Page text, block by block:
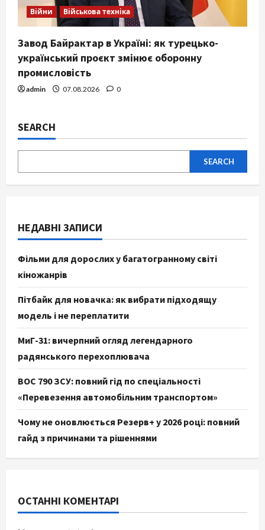
Війни Військова техніка
Завод Байрактар в Україні: як турецько-
український проєкт змінює оборонну
промисловість
admin 07.08.2026 0
SEARCH
SEARCH
НЕДАВНІ ЗАПИСИ
Фільми для дорослих у багатогранному світі
кіножанрів
Пітбайк для новачка: як вибрати підходящу
модель і не переплатити
МиГ-31: вичерпний огляд легендарного
радянського перехоплювача
ВОС 790 ЗСУ: повний гід по спеціальності
«Перевезення автомобільним транспортом»
Чому не оновлюється Резерв+ у 2026 році: повний
гайд з причинами та рішеннями
ОСТАННІ КОМЕНТАРІ